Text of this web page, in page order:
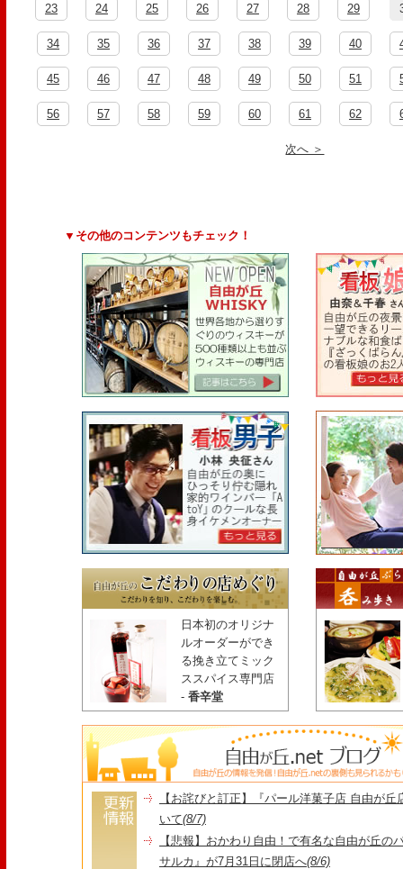
23 24 25 26 27 28 29
34 35 36 37 38 39 40
45 46 47 48 49 50 51
56 57 58 59 60 61 62
次へ ＞
▼その他のコンテンツもチェック！
日本初のオリジナ
ルオーダーができ
る挽き立てミック
ススパイス専門店
- 香辛堂
【お詫びと訂正】『パール洋菓子店 自由が
いて(8/7)
【悲報】おかわり自由！で有名な自由が丘の
サルカ』が7月31日に閉店へ(8/6)